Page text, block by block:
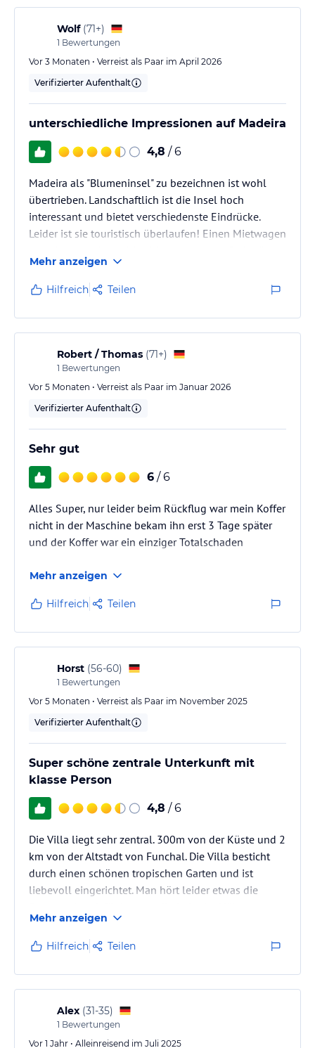
darunter ein Innenpool. Badetücher stehen Ihnen kostenfrei zur
Verfügung. Das Hotel bietet auch kostenfreies WLAN in der
gesamten Anlage sowie einen Wäscheservice gegen Gebühr.
Parkplätze sind gegen Gebühr verfügbar.
Hinweis: Verfasst von HolidayCheck mit Hilfe von KI. Alle
Wolf (71+)
1 Bewertungen
Vor 3 Monaten • Verreist als Paar im April 2026
Verifizierter Aufenthalt
unterschiedliche Impressionen auf Madeira
4,8 / 6
Madeira als "Blumeninsel" zu bezeichnen ist wohl
übertrieben. Landschaftlich ist die Insel hoch
interessant und bietet verschiedenste Eindrücke.
Leider ist sie touristisch überlaufen! Einen Mietwagen
eine Rarität darstellen! Die Küste um Funchal ist
durch Hotelburgen zugemauert, was auch bei den
Restaurants dazu führt, das typische "Touristen-Essen"
anzubieten. Weniger Tourismus und weniger
Mietwagen täten der Insel gut!
Mehr anzeigen
Hilfreich Teilen
Robert / Thomas (71+)
1 Bewertungen
Vor 5 Monaten • Verreist als Paar im Januar 2026
Verifizierter Aufenthalt
Sehr gut
6 / 6
Alles Super, nur leider beim Rückflug war mein Koffer
nicht in der Maschine bekam ihn erst 3 Tage später
und der Koffer war ein einziger Totalschaden
Mehr anzeigen
Hilfreich Teilen
Horst (56-60)
1 Bewertungen
Vor 5 Monaten • Verreist als Paar im November 2025
Verifizierter Aufenthalt
Super schöne zentrale Unterkunft mit
klasse Person
4,8 / 6
Die Villa liegt sehr zentral. 300m von der Küste und 2
km von der Altstadt von Funchal. Die Villa besticht
durch einen schönen tropischen Garten und ist
liebevoll eingerichtet. Man hört leider etwas die
Restaurants und Geschäften
Mehr anzeigen
Hilfreich Teilen
Alex (31-35)
1 Bewertungen
Vor 1 Jahr • Alleinreisend im Juli 2025